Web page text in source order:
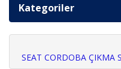
Kategoriler
SEAT CORDOBA ÇIKMA